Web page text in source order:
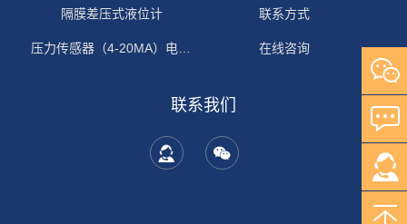
隔膜差压式液位计
压力传感器（4-20MA）电流输出
联系方式
在线咨询
联系我们